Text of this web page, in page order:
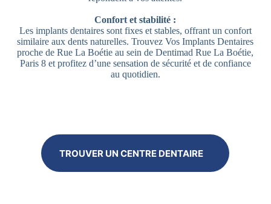
Confort et stabilité :
Les implants dentaires sont fixes et stables, offrant un confort
similaire aux dents naturelles. Trouvez Vos Implants Dentaires
proche de Rue La Boétie au sein de Dentimad Rue La Boétie,
Paris 8 et profitez d’une sensation de sécurité et de confiance
au quotidien.
TROUVER UN CENTRE DENTAIRE